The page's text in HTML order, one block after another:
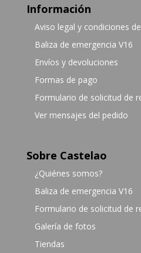
Información
Aviso legal y condiciones
Baliza de emergencia V16
Envíos y devoluciones
Formas de pago
Formulario de solicitud de
Ver mensajes del pedido
Sobre Castelao
¿Quiénes somos?
Baliza de emergencia V16
Formulario de solicitud de
Galería de fotos
Tiendas